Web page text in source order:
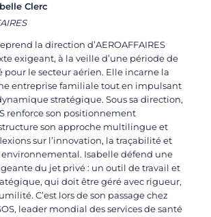
Clerc
la direction d’AEROAFFAIRES
exigeant, à la veille d’une période de
le secteur aérien. Elle incarne la
entreprise familiale tout en impulsant
stratégique. Sous sa direction,
renforce son positionnement
son approche multilingue et
sur l’innovation, la traçabilité et
Isabelle défend une
du jet privé : un outil de travail et
qui doit être géré avec rigueur,
C’est lors de son passage chez
leader mondial des services de santé